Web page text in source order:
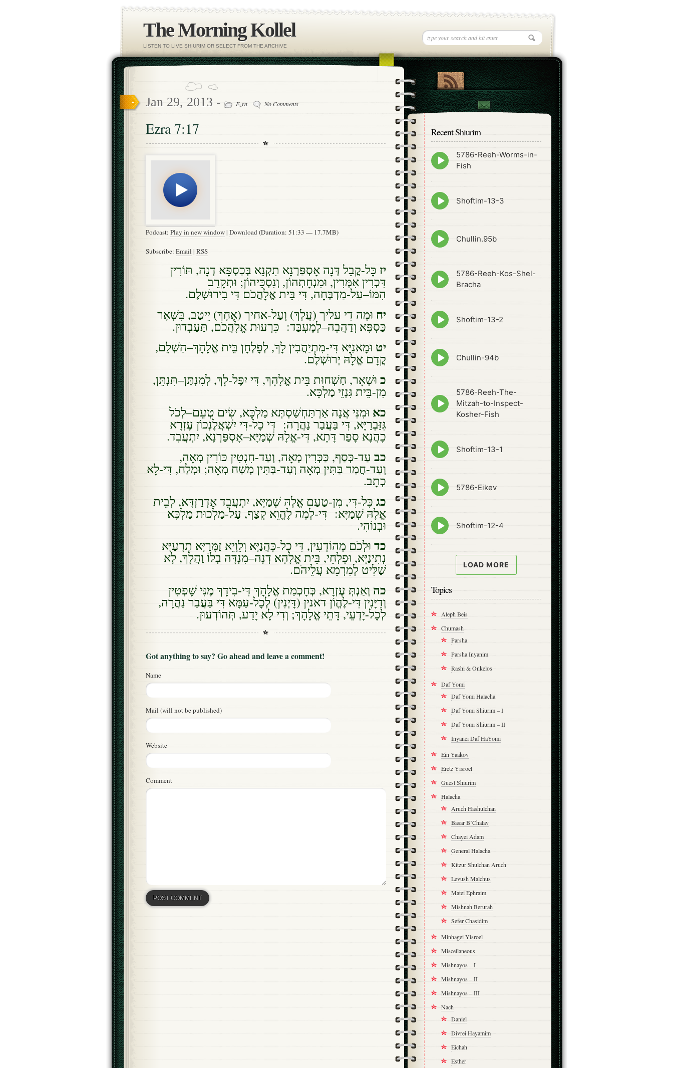
The Morning Kollel
LISTEN TO LIVE SHIURIM OR SELECT FROM THE ARCHIVE
Jan 29, 2013 - Ezra No Comments
Ezra 7:17
Podcast: Play in new window| Download (Duration: 51:33 — 17.7MB)
Subscribe: Email | RSS
יז כָּל-קֳבֵל דְּנָה אָסְפַּרְנָא תִקְנֵא בְּכַסְפָּא דְנָה, תּוֹרִין
דִּכְרִין אִמְּרִין, וּמִנְחָתְהוֹן, וְנִסְכֵּיהוֹן; וּתְקָרֵב
הִמּוֹ–עַל-מַדְבְּחָה, דִּי בֵּית אֱלָהֲכֹם דִּי בִירוּשְׁלֶם.
יח וּמָה דִי עליך (עֲלָךְ) וְעַל-אחיך (אֶחָךְ) יֵיטַב, בִּשְׁאָר
כַּסְפָּא וְדַהֲבָה–לְמֶעְבַּד: כִּרְעוּת אֱלָהֲכֹם, תַּעַבְדוּן.
יט וּמָאנַיָּא דִּי-מִתְיַהֲבִין לָךְ, לְפָלְחָן בֵּית אֱלָהָךְ–הַשְׁלֵם,
קֳדָם אֱלָהּ יְרוּשְׁלֶם.
כ וּשְׁאָר, חַשְׁחוּת בֵּית אֱלָהָךְ, דִּי יִפֶּל-לָךְ, לְמִנְתַּן–תִּנְתֵּן,
מִן-בֵּית גִּנְזֵי מַלְכָּא.
כא וּמִנִּי אֲנָה אַרְתַּחְשַׁסְתְּא מַלְכָּא, שִׂים טְעֵם–לְכֹל
גִּזַּבְרַיָּא, דִּי בַּעֲבַר נַהֲרָה: דִּי כָל-דִּי יִשְׁאֲלֶנְכוֹן עֶזְרָא
כָהֲנָא סָפַר דָּתָא, דִּי-אֱלָהּ שְׁמַיָּא–אָסְפַּרְנָא, יִתְעֲבִד.
כב עַד-כְּסַף, כַּכְּרִין מְאָה, וְעַד-חִנְטִין כּוֹרִין מְאָה,
וְעַד-חֲמַר בַּתִּין מְאָה וְעַד-בַּתִּין מְשַׁח מְאָה; וּמְלַח, דִּי-לָא
כְתָב.
כג כָּל-דִּי, מִן-טַעַם אֱלָהּ שְׁמַיָּא, יִתְעֲבֵד אַדְרַזְדָּא, לְבֵית
אֱלָהּ שְׁמַיָּא: דִּי-לְמָה לֶהֱוֵא קְצַף, עַל-מַלְכוּת מַלְכָּא
וּבְנוֹהִי.
כד וּלְכֹם מְהוֹדְעִין, דִּי כָל-כָּהֲנַיָּא וְלֵוָיֵא זַמָּרַיָּא תָרָעַיָּא
נְתִינַיָּא, וּפָלְחֵי, בֵּית אֱלָהָא דְנָה–מִנְדָּה בְלוֹ וַהֲלָךְ, לָא
שַׁלִּיט לְמִרְמֵא עֲלֵיהֹם.
כה וְאַנְתְּ עֶזְרָא, כְּחָכְמַת אֱלָהָךְ דִּי-בִידָךְ מֶנִּי שָׁפְטִין
וְדַיָּנִין דִּי-לֶהֱו‍ֹן דאנין (דָּיְנִין) לְכָל-עַמָּא דִּי בַּעֲבַר נַהֲרָה,
לְכָל-יָדְעֵי, דָּתֵי אֱלָהָךְ; וְדִי לָא יָדַע, תְּהוֹדְעוּן.
Got anything to say? Go ahead and leave a comment!
Name
Mail (will not be published)
Website
Comment
Recent Shiurim
Episode
play
5786-Reeh-Worms-in-
Fish
Episode
play
Shoftim-13-3
Episode
play
Chullin.95b
Episode
play
5786-Reeh-Kos-Shel-
Bracha
Episode
play
Shoftim-13-2
Episode
play
Chullin-94b
Episode
play
5786-Reeh-The-
Mitzah-to-Inspect-
Kosher-Fish
Episode
play
Shoftim-13-1
Episode
play
5786-Eikev
Episode
play
Shoftim-12-4
LOAD MORE
Topics
Aleph Beis
Chumash
Parsha
Parsha Inyanim
Rashi & Onkelos
Daf Yomi
Daf Yomi Halacha
Daf Yomi Shiurim – I
Daf Yomi Shiurim – II
Inyanei Daf HaYomi
Ein Yaakov
Eretz Yisroel
Guest Shiurim
Halacha
Aruch Hashulchan
Basar B’Chalav
Chayei Adam
General Halacha
Kitzur Shulchan Aruch
Levush Malchus
Matei Ephraim
Mishnah Berurah
Sefer Chasidim
Minhagei Yisroel
Miscellaneous
Mishnayos – I
Mishnayos – II
Mishnayos – III
Nach
Daniel
Divrei Hayamim
Eichah
Esther